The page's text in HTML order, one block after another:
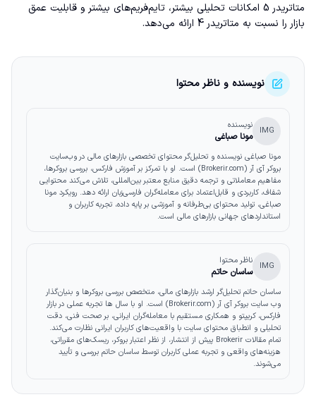
متاتریدر 5 امکانات تحلیلی بیشتر، تایم‌فریم‌های بیشتر و قابلیت عمق
بازار را نسبت به متاتریدر 4 ارائه می‌دهد.
نویسنده و ناظر محتوا
IMG نویسنده
مونا صباغی
مونا صباغی نویسنده و تحلیل‌گر محتوای تخصصی بازارهای مالی در وب‌سایت
بروکر آی آر (Brokerir.com) است. او با تمرکز بر آموزش فارکس، بررسی بروکرها،
مفاهیم معاملاتی و ترجمه دقیق منابع معتبر بین‌المللی، تلاش می‌کند محتوایی
شفاف، کاربردی و قابل‌اعتماد برای معامله‌گران فارسی‌زبان ارائه دهد. رویکرد مونا
صباغی، تولید محتوای بی‌طرفانه و آموزشی بر پایه داده، تجربه کاربران و
استانداردهای جهانی بازارهای مالی است.
IMG ناظر محتوا
ساسان حاتم
ساسان حاتم تحلیل‌گر ارشد بازارهای مالی، متخصص بررسی بروکرها و بنیان‌گذار
وب‌ سایت بروکر آی آر (Brokerir.com) است. او با سال‌ ها تجربه عملی در بازار
فارکس، کریپتو و همکاری مستقیم با معامله‌گران ایرانی، بر صحت فنی، دقت
تحلیلی و انطباق محتوای سایت با واقعیت‌های کاربران ایرانی نظارت می‌کند.
تمام مقالات Brokerir پیش از انتشار، از نظر اعتبار بروکر، ریسک‌های مقرراتی،
هزینه‌های واقعی و تجربه عملی کاربران توسط ساسان حاتم بررسی و تأیید
می‌شوند.